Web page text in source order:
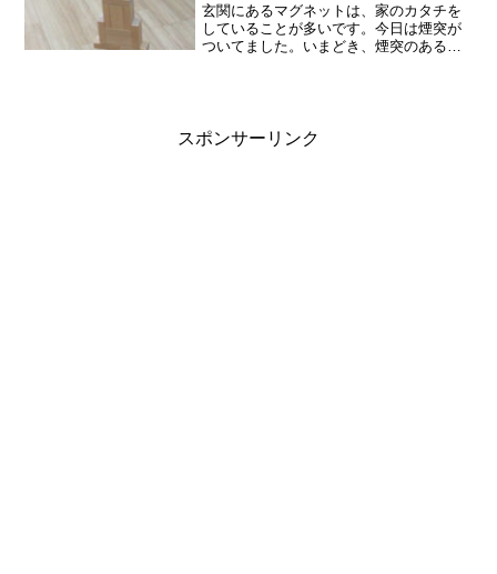
玄関にあるマグネットは、家のカタチを
していることが多いです。今日は煙突が
ついてました。いまどき、煙突のある家
スポンサーリンク